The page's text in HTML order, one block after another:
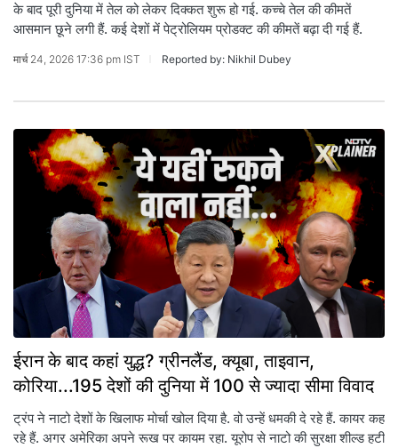
के बाद पूरी दुनिया में तेल को लेकर दिक्कत शुरू हो गई. कच्चे तेल की कीमतें
आसमान छूने लगी हैं. कई देशों में पेट्रोलियम प्रोडक्ट की कीमतें बढ़ा दी गई हैं.
मार्च 24, 2026 17:36 pm IST Reported by: Nikhil Dubey
ईरान के बाद कहां युद्ध? ग्रीनलैंड, क्यूबा, ताइवान,
कोरिया...195 देशों की दुनिया में 100 से ज्यादा सीमा विवाद
ट्रंप ने नाटो देशों के खिलाफ मोर्चा खोल दिया है. वो उन्हें धमकी दे रहे हैं. कायर कह
रहे हैं. अगर अमेरिका अपने रूख पर कायम रहा. यूरोप से नाटो की सुरक्षा शील्ड हटी